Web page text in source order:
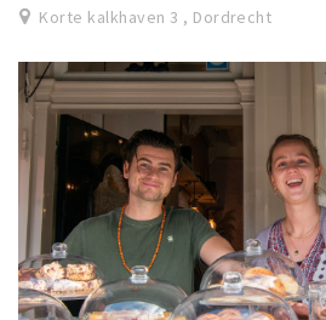
Korte kalkhaven 3 , Dordrecht